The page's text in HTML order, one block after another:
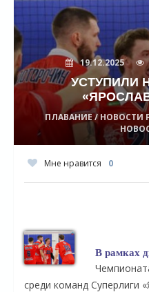
19.12.2025
УСТУПИЛИ
ПЛАВАНИЕ / НОВОСТИ
Мне нравится 0
В рамках
среди команд Суперлиги